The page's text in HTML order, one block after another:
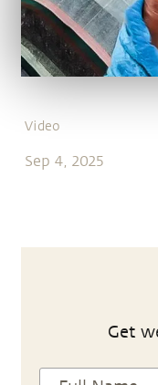
Video
Sep 4, 2025
Get